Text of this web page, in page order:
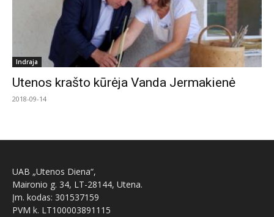
Indraja
Utenos krašto kūrėja Vanda Jermakienė
2018-09-14
UAB „Utenos Diena“,
Maironio g. 34, LT-28144, Utena.
Įm. kodas: 301537159
PVM k. LT100003891115